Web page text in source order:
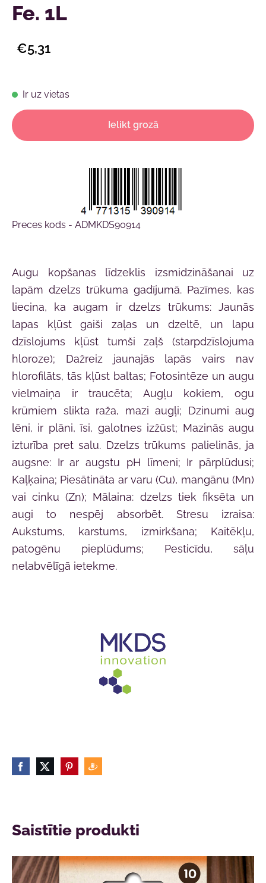
Fe. 1L
€5,31
Ir uz vietas
Ielikt grozā
Preces kods - ADMKDS90914
Augu kopšanas līdzeklis izsmidzināšanai uz
lapām dzelzs trūkuma gadījumā. Pazīmes, kas
liecina, ka augam ir dzelzs trūkums: Jaunās
lapas kļūst gaiši zaļas un dzeltē, un lapu
dzīslojums kļūst tumši zaļš (starpdzīslojuma
hloroze); Dažreiz jaunajās lapās vairs nav
hlorofilāts, tās kļūst baltas; Fotosintēze un augu
vielmaiņa ir traucēta; Augļu kokiem, ogu
krūmiem slikta raža, mazi augļi; Dzinumi aug
lēni, ir plāni, īsi, galotnes izžūst; Mazinās augu
izturība pret salu. Dzelzs trūkums palielinās, ja
augsne: Ir ar augstu pH līmeni; Ir pārplūdusi;
Kaļķaina; Piesātināta ar varu (Cu), mangānu (Mn)
vai cinku (Zn); Mālaina: dzelzs tiek fiksēta un
augi to nespēj absorbēt. Stresu izraisa:
Aukstums, karstums, izmirkšana; Kaitēkļu,
patogēnu pieplūdums; Pesticīdu, sāļu
nelabvēlīgā ietekme.
Saistītie produkti